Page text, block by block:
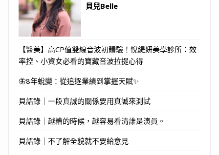
貝兒Belle
【醫美】高CP值雙線音波初體驗！悅緹妍美學診所：效
率控、小資女必看的寶藏音波拉提心得
🦋8年蛻變：從追逐業績到掌握天賦✨
貝語錄｜一段真誠的關係要用真誠來測試
貝語錄｜越糟的時候，越容易看清誰是演員。
貝語錄｜不了解全貌就不要給意見